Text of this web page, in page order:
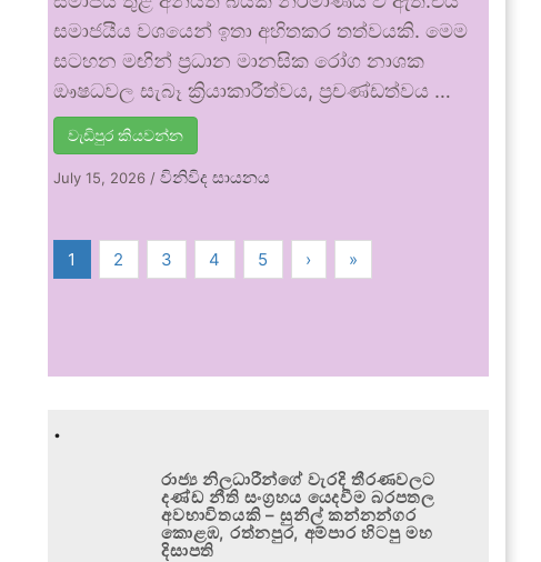
සමාජයීය වශයෙන් ඉතා අහිතකර තත්වයකි. මෙම
සටහන මඟින් ප්‍රධාන මානසික රෝග නාශක
ඖෂධවල සැබෑ ක්‍රියාකාරීත්වය, ප්‍රචණ්ඩත්වය …
වැඩිපුර කියවන්න
July 15, 2026 /විනිවිද සායනය
1 2 3 4 5 › »
.
රාජ්‍ය නිලධාරීන්ගේ වැරදි තීරණවලට
දණ්ඩ නීති සංග්‍රහය යෙදවීම බරපතල
අවභාවිතයකි – සුනිල් කන්නන්ගර
කොළඹ, රත්නපුර, අම්පාර හිටපු මහ
දිසාපති